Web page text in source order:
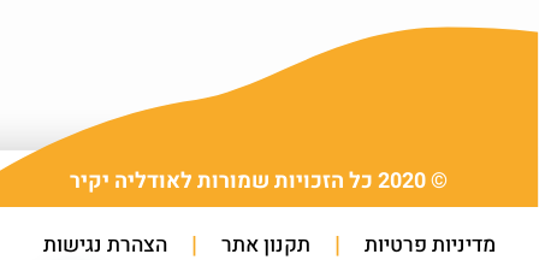
© 2020 כל הזכויות שמורות לאודליה יקיר
מדיניות פרטיות | תקנון אתר | הצהרת נגישות